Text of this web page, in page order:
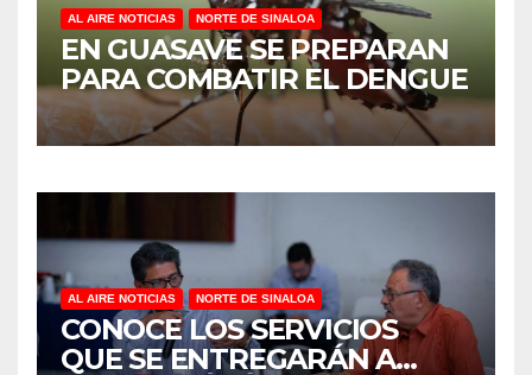
AL AIRE NOTICIAS NORTE DE SINALOA
EN GUASAVE SE PREPARAN
PARA COMBATIR EL DENGUE
AL AIRE NOTICIAS NORTE DE SINALOA
CONOCE LOS SERVICIOS
QUE SE ENTREGARÁN A